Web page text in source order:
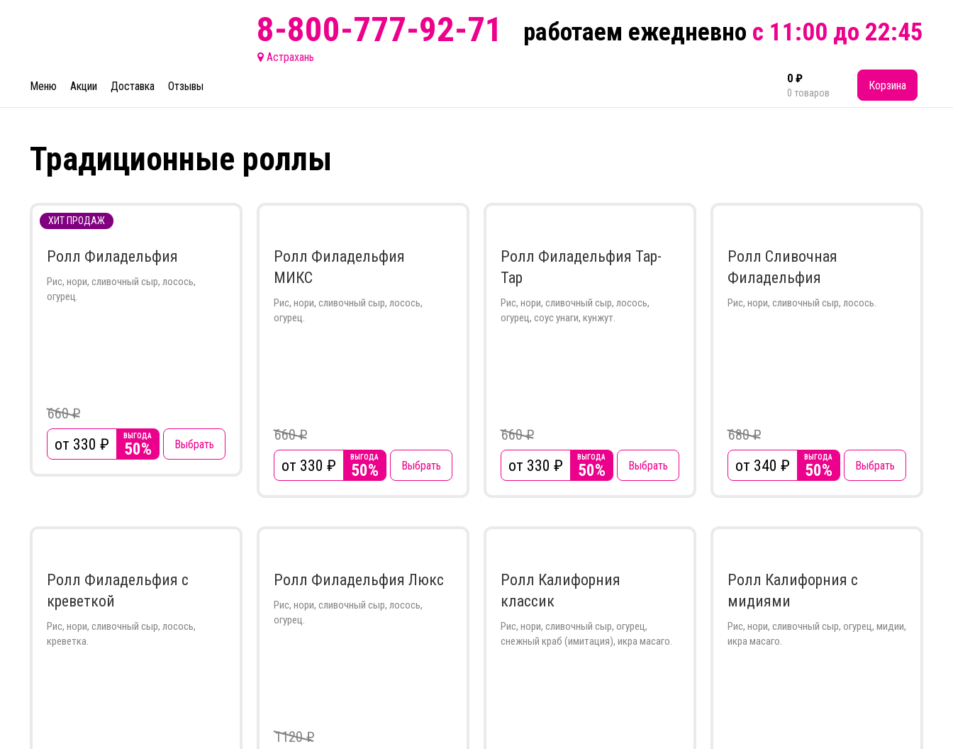
8-800-777-92-71
Астрахань
работаем ежедневно с 11:00 до 22:45
Меню Акции Доставка Отзывы
0 ₽
0 товаров
Корзина
Традиционные роллы
ХИТ ПРОДАЖ
Ролл Филадельфия
Рис, нори, сливочный сыр, лосось,
огурец.
660 ₽
от 330 ₽ ВЫГОДА
50% Выбрать
Ролл Филадельфия
МИКС
Рис, нори, сливочный сыр, лосось,
огурец.
660 ₽
от 330 ₽ ВЫГОДА
50% Выбрать
Ролл Филадельфия Тар-
Тар
Рис, нори, сливочный сыр, лосось,
огурец, соус унаги, кунжут.
660 ₽
от 330 ₽ ВЫГОДА
50% Выбрать
Ролл Сливочная
Филадельфия
Рис, нори, сливочный сыр, лосось.
680 ₽
от 340 ₽ ВЫГОДА
50% Выбрать
Ролл Филадельфия с
креветкой
Рис, нори, сливочный сыр, лосось,
креветка.
Ролл Филадельфия Люкс
Рис, нори, сливочный сыр, лосось,
огурец.
1120 ₽
Ролл Калифорния
классик
Рис, нори, сливочный сыр, огурец,
снежный краб (имитация), икра масаго.
Ролл Калифорния с
мидиями
Рис, нори, сливочный сыр, огурец, мидии,
икра масаго.